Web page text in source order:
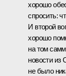
хорошо
спросить:
И второй
хорошо
на том
новости из
не было